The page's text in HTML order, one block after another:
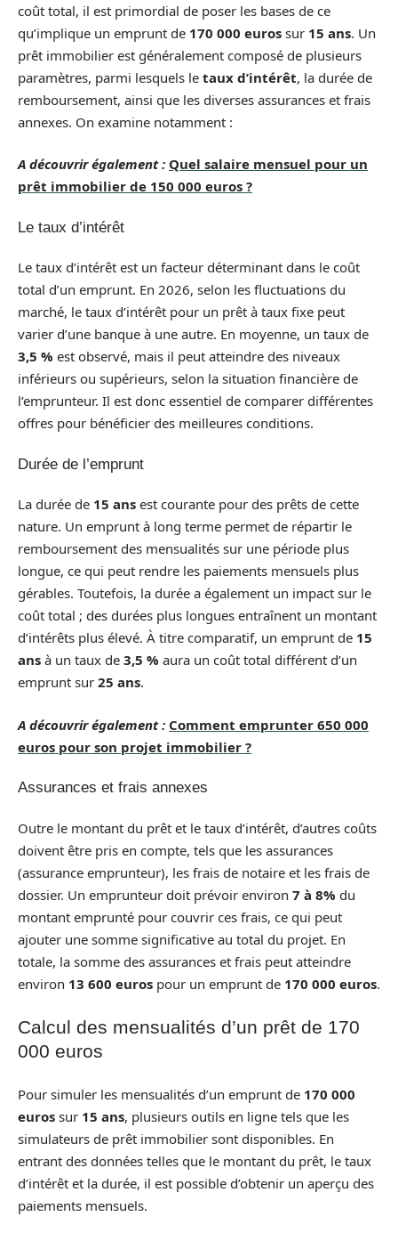
coût total, il est primordial de poser les bases de ce
qu’implique un emprunt de 170 000 euros sur 15 ans. Un
prêt immobilier est généralement composé de plusieurs
paramètres, parmi lesquels le taux d’intérêt, la durée de
remboursement, ainsi que les diverses assurances et frais
annexes. On examine notamment :
A découvrir également : Quel salaire mensuel pour un
prêt immobilier de 150 000 euros ?
Le taux d’intérêt
Le taux d’intérêt est un facteur déterminant dans le coût
total d’un emprunt. En 2026, selon les fluctuations du
marché, le taux d’intérêt pour un prêt à taux fixe peut
varier d’une banque à une autre. En moyenne, un taux de
3,5 % est observé, mais il peut atteindre des niveaux
inférieurs ou supérieurs, selon la situation financière de
l’emprunteur. Il est donc essentiel de comparer différentes
offres pour bénéficier des meilleures conditions.
Durée de l’emprunt
La durée de 15 ans est courante pour des prêts de cette
nature. Un emprunt à long terme permet de répartir le
remboursement des mensualités sur une période plus
longue, ce qui peut rendre les paiements mensuels plus
gérables. Toutefois, la durée a également un impact sur le
coût total ; des durées plus longues entraînent un montant
d’intérêts plus élevé. À titre comparatif, un emprunt de 15
ans à un taux de 3,5 % aura un coût total différent d’un
emprunt sur 25 ans.
A découvrir également : Comment emprunter 650 000
euros pour son projet immobilier ?
Assurances et frais annexes
Outre le montant du prêt et le taux d’intérêt, d’autres coûts
doivent être pris en compte, tels que les assurances
(assurance emprunteur), les frais de notaire et les frais de
dossier. Un emprunteur doit prévoir environ 7 à 8% du
montant emprunté pour couvrir ces frais, ce qui peut
ajouter une somme significative au total du projet. En
totale, la somme des assurances et frais peut atteindre
environ 13 600 euros pour un emprunt de 170 000 euros.
Calcul des mensualités d’un prêt de 170
000 euros
Pour simuler les mensualités d’un emprunt de 170 000
euros sur 15 ans, plusieurs outils en ligne tels que les
simulateurs de prêt immobilier sont disponibles. En
entrant des données telles que le montant du prêt, le taux
d’intérêt et la durée, il est possible d’obtenir un aperçu des
paiements mensuels.